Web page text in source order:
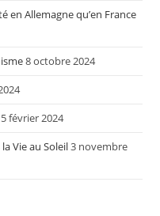
en Allemagne qu’en France
8 octobre 2024
5 février 2024
Vie au Soleil3 novembre